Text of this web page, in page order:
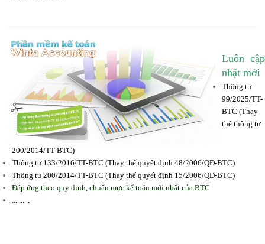
Luôn cập
nhật mới
Thông tư
99/2025/TT-
BTC (Thay
thế thông tư
200/2014/TT-BTC)
Thông tư 133/2016/TT-BTC (Thay thế quyết định 48/2006/QĐ-BTC)
Thông tư 200/2014/TT-BTC (Thay thế quyết định 15/2006/QĐ-BTC)
Đáp ứng theo quy định, chuẩn mực kế toán mới nhất của BTC